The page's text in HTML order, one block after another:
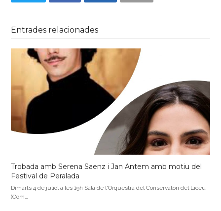
Entrades relacionades
Trobada amb Serena Saenz i Jan Antem amb motiu del
Festival de Peralada
Dimarts 4 de juliol a les 19h Sala de l'Orquestra del Conservatori del Liceu
(Com…